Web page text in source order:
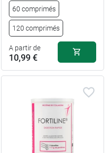
Chocolat 30,99 €
60 comprimés
120 comprimés
A partir de
10,99 €